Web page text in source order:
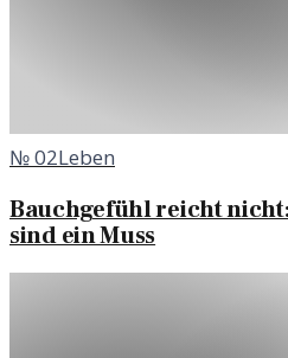
№02Leben
Bauchgefühl reicht
sind ein Muss